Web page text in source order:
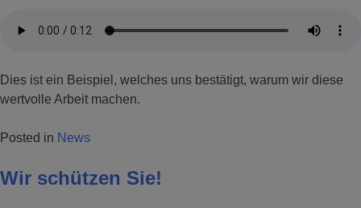
Dies ist ein Beispiel, welches uns bestätigt, warum wir diese
wertvolle Arbeit machen.
Posted in News
Wir schützen Sie!